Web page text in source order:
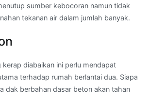
sumber kebocoran namun tidak
tekanan air dalam jumlah banyak.
kerap diabaikan ini perlu mendapat
terhadap rumah berlantai dua. Siapa
dak berbahan dasar beton akan tahan